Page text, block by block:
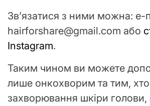
Зв’язатися з ними можна: е-
hairforshare@gmail.com або
Instagram.
Таким чином ви можете
лише онкохворим та тим, хто
захворювання шкіри